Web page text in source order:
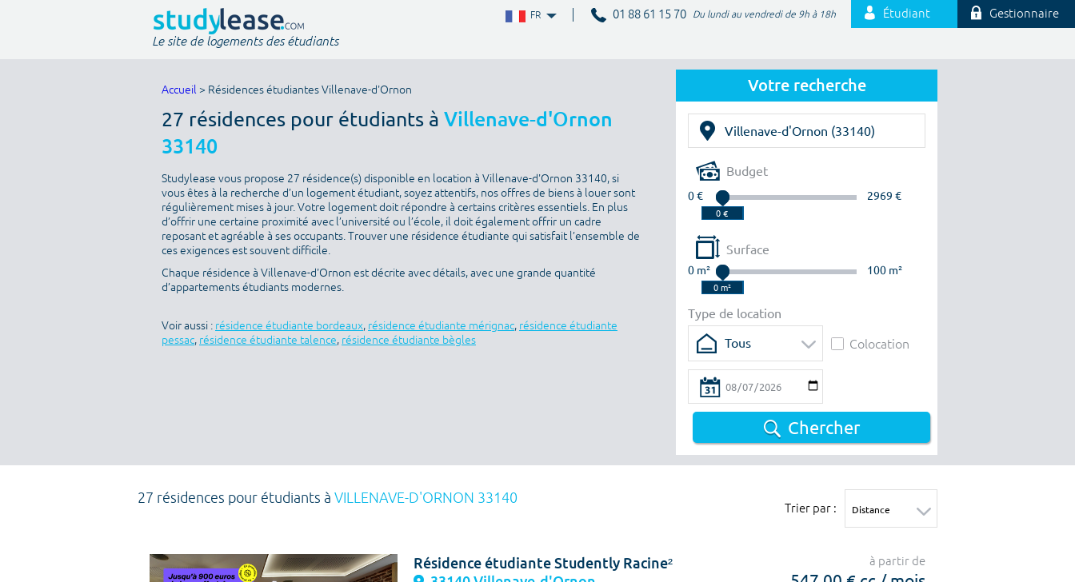
FR 01 88 61 15 70 Du lundi au vendredi de 9h à 18h Étudiant Gestionnaire
Le site de logements des étudiants
Votre recherche
Budget
0 € 2969 €
Surface
0 m² 100 m²
Type de location
Tous
Colocation
Chercher
Accueil > Résidences étudiantes Villenave-d'Ornon
27 résidences pour étudiants à Villenave-d'Ornon
33140
Studylease vous propose 27 résidence(s) disponible en location à Villenave-d'Ornon 33140, si
vous êtes à la recherche d’un logement étudiant, soyez attentifs, nos offres de biens à louer sont
régulièrement mises à jour. Votre logement doit répondre à certains critères essentiels. En plus
d’offrir une certaine proximité avec l’université ou l’école, il doit également offrir un cadre
reposant et agréable à ses occupants. Trouver une résidence étudiante qui satisfait l’ensemble de
ces exigences est souvent difficile.
Chaque résidence à Villenave-d'Ornon est décrite avec détails, avec une grande quantité
d’appartements étudiants modernes.
Voir aussi : résidence étudiante bordeaux, résidence étudiante mérignac, résidence étudiante
pessac, résidence étudiante talence, résidence étudiante bègles
27 résidences pour étudiants à VILLENAVE-D'ORNON 33140
Trier par :
Résidence étudiante Studently Racine²
à partir de